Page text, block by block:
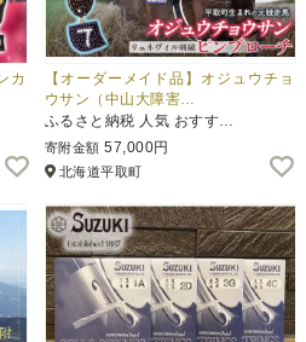
カ
【オーダーメイド品】オジュウチョ
ウサン（中山大障害…
ふるさと納税 人気 おすす…
寄附金額 57,000円
北海道平取町